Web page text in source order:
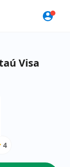
Visa
4